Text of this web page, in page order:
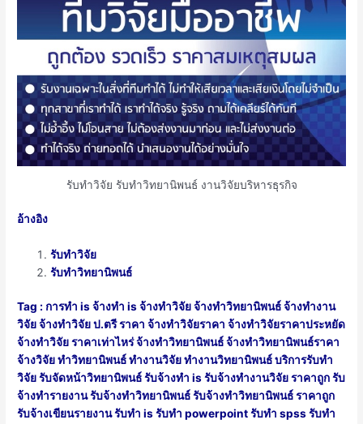
รับทำวิจัย รับทำวิทยานิพนธ์ งานวิจัยบริหารธุรกิจ
อ้างอิง
รับทำวิจัย
รับทำวิทยานิพนธ์
Tag : การทำ is จ้างทำ is จ้างทำวิจัย จ้างทำวิทยานิพนธ์ จ้างทํางาน
วิจัย จ้างทําวิจัย ป.ตรี ราคา จ้างทําวิจัยราคา จ้างทําวิจัยราคาประหยัด
จ้างทําวิจัย ราคาเท่าไหร่ จ้างทําวิทยานิพนธ์ จ้างทําวิทยานิพนธ์ราคา
จ้างวิจัย ทําวิทยานิพนธ์ ทำงานวิจัย ทำงานวิทยานิพนธ์ บริการรับทำ
วิจัย รับจัดหน้าวิทยานิพนธ์ รับจ้างทำ is รับจ้างทํางานวิจัย ราคาถูก รับ
จ้างทํารายงาน รับจ้างทําวิทยานิพนธ์ รับจ้างทําวิทยานิพนธ์ ราคาถูก
รับจ้างเขียนรายงาน รับทำ is รับทำ powerpoint รับทำ spss รับทำ